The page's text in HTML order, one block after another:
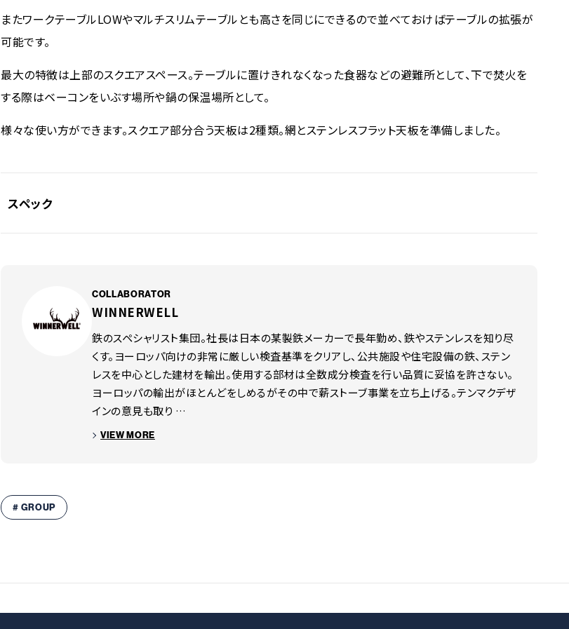
またワークテーブルLOWやマルチスリムテーブルとも高さを同じにできるので並べておけばテーブルの拡張が
可能です。
最大の特徴は上部のスクエアスペース。テーブルに置けきれなくなった食器などの避難所として、下で焚火を
する際はベーコンをいぶす場所や鍋の保温場所として。
様々な使い方ができます。スクエア部分合う天板は2種類。網とステンレスフラット天板を準備しました。
スペック
〇テーブル部分
1040×1040mm テーブル奥行き180mm
〇テーブル高さ
475・440・405・370・335・305mmの6段階
〇重量
約10.73kg
COLLABORATOR
WINNERWELL
鉄のスペシャリスト集団。社長は日本の某製鉄メーカーで長年勤め、鉄やステンレスを知り尽
くす。ヨーロッパ向けの非常に厳しい検査基準をクリアし、公共施設や住宅設備の鉄、ステン
レスを中心とした建材を輸出。使用する部材は全数成分検査を行い品質に妥協を許さない。
ヨーロッパの輸出がほとんどをしめるがその中で薪ストーブ事業を立ち上げる。テンマクデザ
インの意見も取り …
VIEW MORE
# GROUP